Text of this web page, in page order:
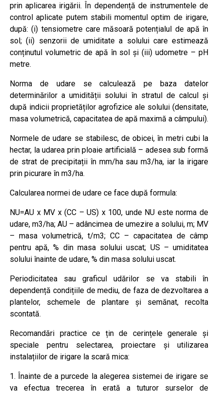
prin aplicarea irigării. În dependență de instrumentele de
control aplicate putem stabili momentul optim de irigare,
după: (i) tensiometre care măsoară potențialul de apă în
sol; (ii) senzorii de umiditate a solului care estimează
conținutul volumetric de apă în sol și (iii) udometre – pH
metre.
Norma de udare se calculează pe baza datelor
determinărilor a umidității solului în stratul de calcul și
după indicii proprietăților agrofizice ale solului (densitate,
masa volumetrică, capacitatea de apă maximă a câmpului).
Normele de udare se stabilesc, de obicei, în metri cubi la
hectar, la udarea prin ploaie artificială – adesea sub formă
de strat de precipitații în mm/ha sau m3/ha, iar la irigare
prin picurare în m3/ha.
Calcularea normei de udare ce face după formula:
NU=AU x MV x (CC – US) x 100, unde NU este norma de
udare, m3/ha; AU – adâncimea de umezire a solului, m; MV
– masa volumetrică, t/m3; CC – capacitatea de câmp
pentru apă, % din masa solului uscat; US – umiditatea
solului înainte de udare, % din masa solului uscat.
Periodicitatea sau graficul udărilor se va stabili în
dependență condițiile de mediu, de faza de dezvoltarea a
plantelor, schemele de plantare și semănat, recolta
scontată.
Recomandări practice ce țin de cerințele generale și
speciale pentru selectarea, proiectare și utilizarea
instalațiilor de irigare la scară mica:
1. Înainte de a purcede la alegerea sistemei de irigare se
va efectua trecerea în erată a tuturor surselor de